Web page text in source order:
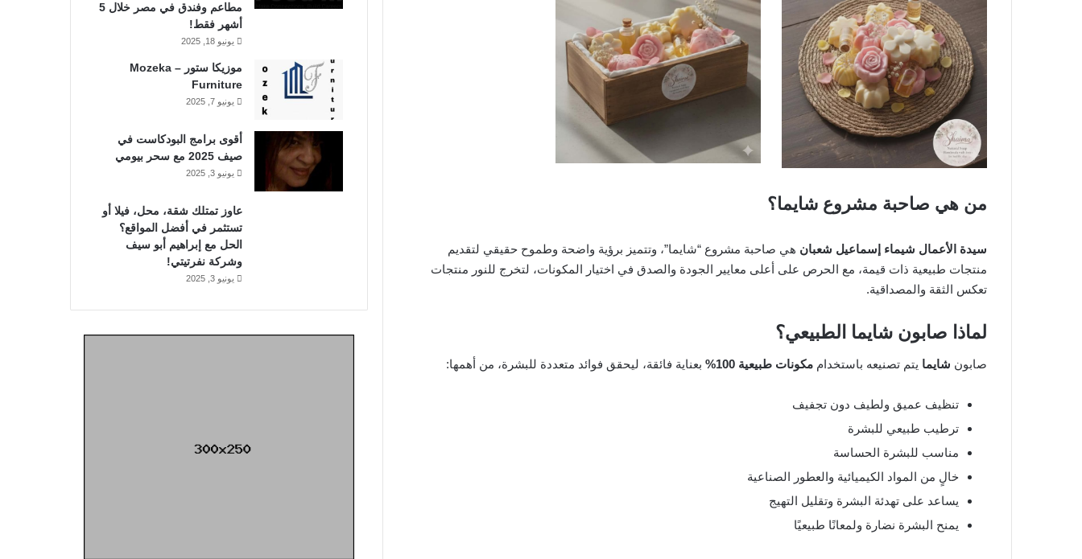
من هي صاحبة مشروع شايما؟
سيدة الأعمال شيماء إسماعيل شعبان هي صاحبة مشروع “شايما”، وتتميز برؤية واضحة وطموح حقيقي لتقديم
منتجات طبيعية ذات قيمة، مع الحرص على أعلى معايير الجودة والصدق في اختيار المكونات، لتخرج للنور منتجات
تعكس الثقة والمصداقية.
لماذا صابون شايما الطبيعي؟
صابون شايما يتم تصنيعه باستخدام مكونات طبيعية 100% بعناية فائقة، ليحقق فوائد متعددة للبشرة، من أهمها:
تنظيف عميق ولطيف دون تجفيف
ترطيب طبيعي للبشرة
مناسب للبشرة الحساسة
خالٍ من المواد الكيميائية والعطور الصناعية
يساعد على تهدئة البشرة وتقليل التهيج
يمنح البشرة نضارة ولمعانًا طبيعيًا
مطاعم وفندق في مصر خلال 5
أشهر فقط!
يونيو 18, 2025
موزيكا ستور – Mozeka
Furniture
يونيو 7, 2025
أقوى برامج البودكاست في
صيف 2025 مع سحر بيومي
يونيو 3, 2025
عاوز تمتلك شقة، محل، فيلا أو
تستثمر في أفضل المواقع؟
الحل مع إبراهيم أبو سيف
وشركة نفرتيتي!
يونيو 3, 2025